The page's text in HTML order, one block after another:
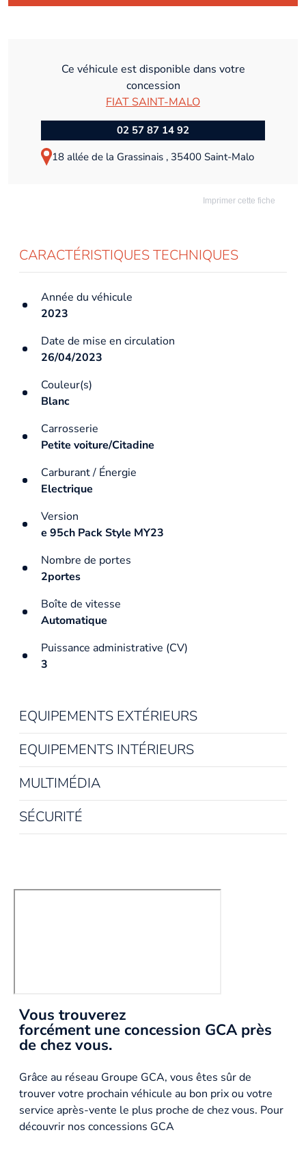
Ce véhicule est disponible dans votre
concession
FIAT SAINT-MALO
02 57 87 14 92
18 allée de la Grassinais , 35400 Saint-Malo
Imprimer cette fiche
CARACTÉRISTIQUES TECHNIQUES
Année du véhicule
2023
Date de mise en circulation
26/04/2023
Couleur(s)
Blanc
Carrosserie
Petite voiture/Citadine
Carburant / Énergie
Electrique
Version
e 95ch Pack Style MY23
Nombre de portes
2portes
Boîte de vitesse
Automatique
Puissance administrative (CV)
3
EQUIPEMENTS EXTÉRIEURS
EQUIPEMENTS INTÉRIEURS
MULTIMÉDIA
SÉCURITÉ
Vous trouverez
forcément une concession GCA près
de chez vous.
Grâce au réseau Groupe GCA, vous êtes sûr de
trouver votre prochain véhicule au bon prix ou votre
service après-vente le plus proche de chez vous. Pour
découvrir nos concessions GCA